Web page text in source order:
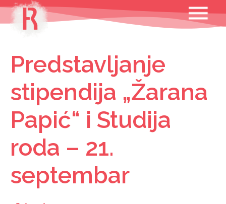
Skip
content
MENU
Predstavljanje
stipendija „Žarana
Papić“ i Studija
roda – 21.
septembar